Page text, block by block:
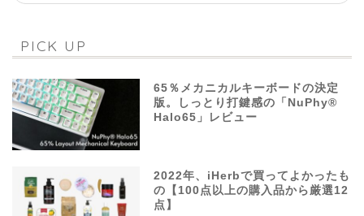
PICK UP
65％メカニカルキーボードの決定
版。しっとり打鍵感の「NuPhy®
Halo65」レビュー
2022年、iHerbで買ってよかったも
の【100点以上の購入品から厳選12
点】